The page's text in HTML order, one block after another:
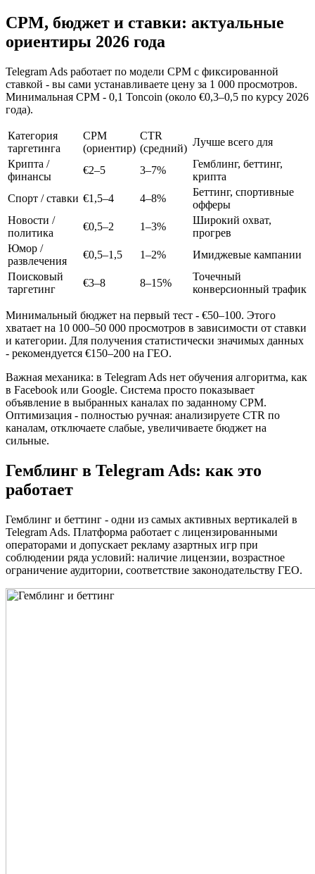
CPM, бюджет и ставки: актуальные
ориентиры 2026 года
Telegram Ads работает по модели CPM с фиксированной
ставкой - вы сами устанавливаете цену за 1 000 просмотров.
Минимальная CPM - 0,1 Toncoin (около €0,3–0,5 по курсу 2026
года).
Категория
таргетинга
CPM
(ориентир)
CTR
(средний)
Лучше всего для
Крипта /
финансы
€2–5 3–7%
Гемблинг, беттинг,
крипта
Спорт / ставки €1,5–4 4–8%
Беттинг, спортивные
офферы
Новости /
политика
€0,5–2 1–3%
Широкий охват,
прогрев
Юмор /
развлечения
€0,5–1,5 1–2%
Имиджевые кампании
Поисковый
таргетинг
€3–8 8–15%
Точечный
конверсионный трафик
Минимальный бюджет на первый тест - €50–100. Этого
хватает на 10 000–50 000 просмотров в зависимости от ставки
и категории. Для получения статистически значимых данных
- рекомендуется €150–200 на ГЕО.
Важная механика: в Telegram Ads нет обучения алгоритма, как
в Facebook или Google. Система просто показывает
объявление в выбранных каналах по заданному CPM.
Оптимизация - полностью ручная: анализируете CTR по
каналам, отключаете слабые, увеличиваете бюджет на
сильные.
Гемблинг в Telegram Ads: как это
работает
Гемблинг и беттинг - одни из самых активных вертикалей в
Telegram Ads. Платформа работает с лицензированными
операторами и допускает рекламу азартных игр при
соблюдении ряда условий: наличие лицензии, возрастное
ограничение аудитории, соответствие законодательству ГЕО.